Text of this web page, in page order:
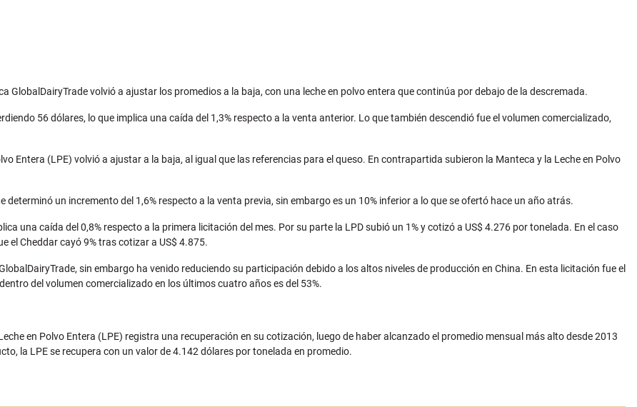
GlobalDairyTrade volvió a ajustar los promedios a la baja, con una leche en polvo entera que continúa por debajo de la descremada.
56 dólares, lo que implica una caída del 1,3% respecto a la venta anterior. Lo que también descendió fue el volumen comercializado,
Entera (LPE) volvió a ajustar a la baja, al igual que las referencias para el queso. En contrapartida subieron la Manteca y la Leche en Polvo
determinó un incremento del 1,6% respecto a la venta previa, sin embargo es un 10% inferior a lo que se ofertó hace un año atrás.
una caída del 0,8% respecto a la primera licitación del mes. Por su parte la LPD subió un 1% y cotizó a US$ 4.276 por tonelada. En el caso
el Cheddar cayó 9% tras cotizar a US$ 4.875.
sin embargo ha venido reduciendo su participación debido a los altos niveles de producción en China. En esta licitación fue el
del volumen comercializado en los últimos cuatro años es del 53%.
en Polvo Entera (LPE) registra una recuperación en su cotización, luego de haber alcanzado el promedio mensual más alto desde 2013
la LPE se recupera con un valor de 4.142 dólares por tonelada en promedio.